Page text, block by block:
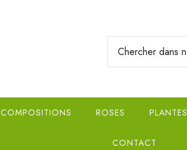
COMPOSITIONS ROSES PLANTES
CONTACT